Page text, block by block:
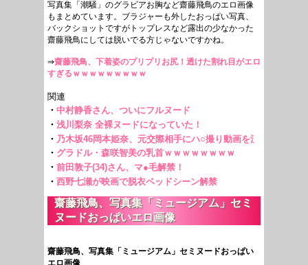
写真集「潮騒」のグラビアお胸など齋藤飛鳥のエロ画像
もまとめています。ブラジャーも外したおっぱい写真、
バックショットですがトップレスなど露出の少なかった
齋藤飛鳥にしては脱いでる方じゃないですかね。
⇒齋藤飛鳥、下着姿のプリプリお尻！透けた割れ目がエロ
すぎるｗｗｗｗｗｗｗｗｗ
齋藤飛鳥、写真集「ミュージアム」セミ
ヌードおっぱいエロ画像
齋藤飛鳥、写真集「ミュージアム」セミヌードおっぱい
エロ画像